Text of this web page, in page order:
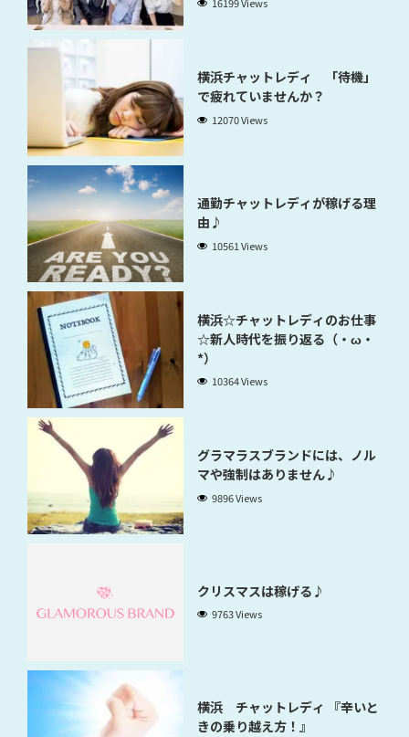
横浜チャットレディ 「待機」
で疲れていませんか？
12070 Views
通勤チャットレディが稼げる理
由♪
10561 Views
横浜☆チャットレディのお仕事
☆新人時代を振り返る（・ω・
*）
10364 Views
グラマラスブランドには、ノル
マや強制はありません♪
9896 Views
クリスマスは稼げる♪
9763 Views
横浜 チャットレディ 『辛いと
きの乗り越え方！』